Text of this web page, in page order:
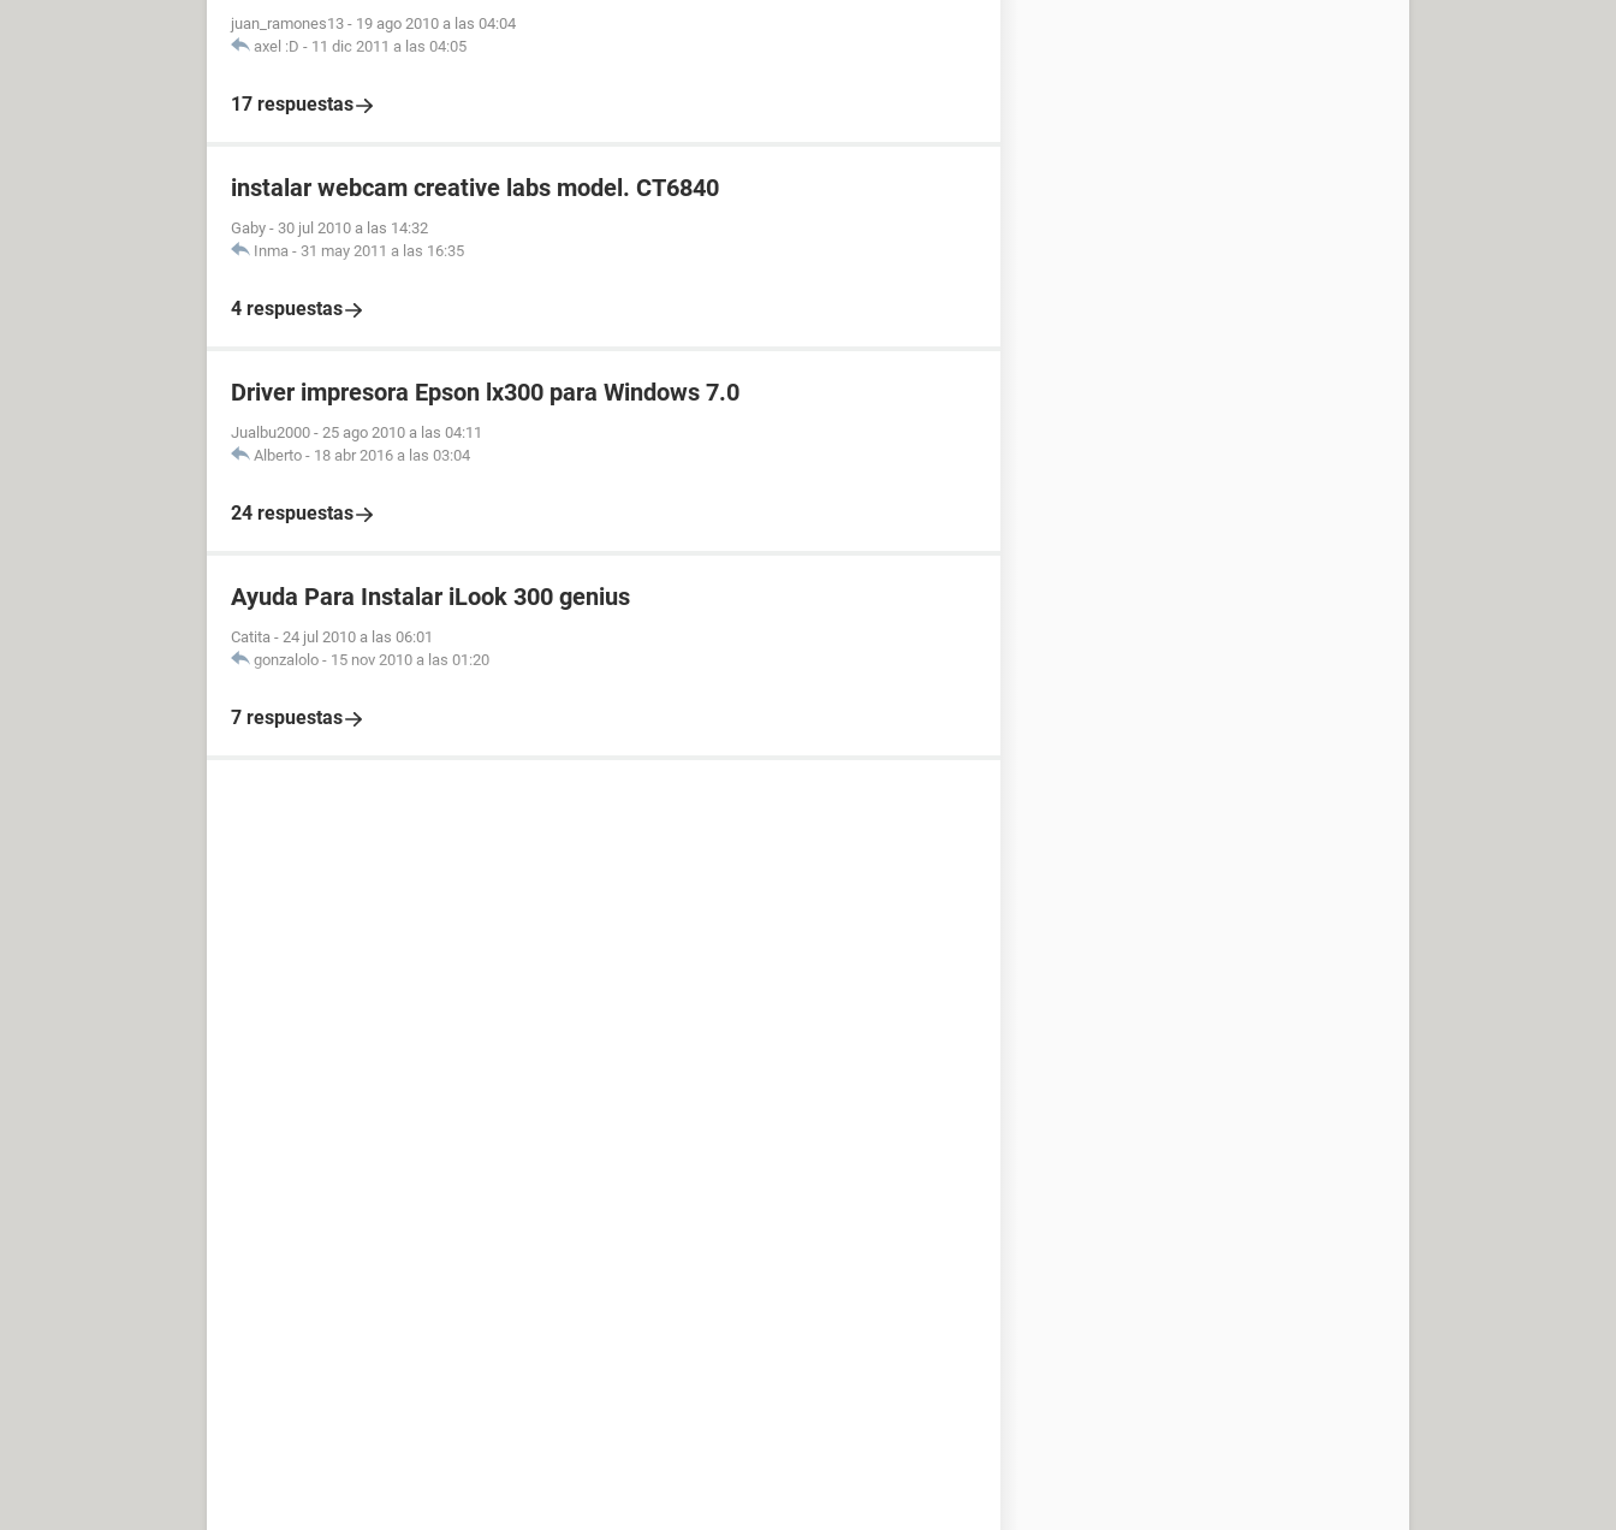
juan_ramones13 - 19 ago 2010 a las 04:04
axel :D - 11 dic 2011 a las 04:05
17 respuestas
instalar webcam creative labs model. CT6840
Gaby - 30 jul 2010 a las 14:32
Inma - 31 may 2011 a las 16:35
4 respuestas
Driver impresora Epson lx300 para Windows 7.0
Jualbu2000 - 25 ago 2010 a las 04:11
Alberto - 18 abr 2016 a las 03:04
24 respuestas
Ayuda Para Instalar iLook 300 genius
Catita - 24 jul 2010 a las 06:01
gonzalolo - 15 nov 2010 a las 01:20
7 respuestas